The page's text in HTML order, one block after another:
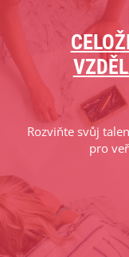
Rozviňte svůj
pro